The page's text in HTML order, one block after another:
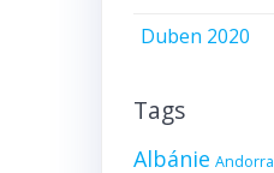
Duben 2020
Tags
Albánie Andorra